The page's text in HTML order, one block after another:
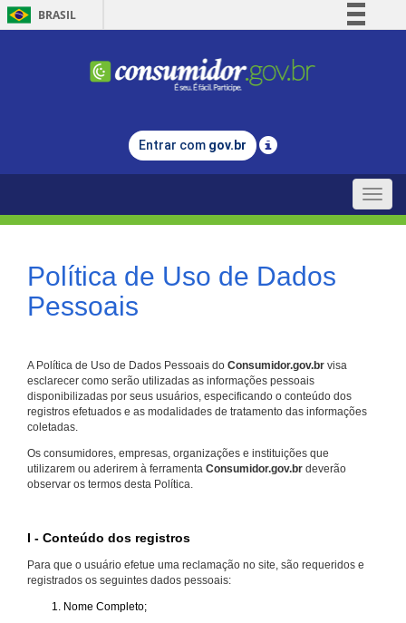
BRASIL
Comunica BR
Legislação
Entrar com gov.br
Toggle
Política de Uso de Dados
Pessoais
A Política de Uso de Dados Pessoais do Consumidor.gov.br visa
esclarecer como serão utilizadas as informações pessoais
disponibilizadas por seus usuários, especificando o conteúdo dos
registros efetuados e as modalidades de tratamento das informações
coletadas.
Os consumidores, empresas, organizações e instituições que
utilizarem ou aderirem à ferramenta Consumidor.gov.br deverão
observar os termos desta Política.
I - Conteúdo dos registros
Para que o usuário efetue uma reclamação no site, são requeridos e
registrados os seguintes dados pessoais:
Nome Completo;